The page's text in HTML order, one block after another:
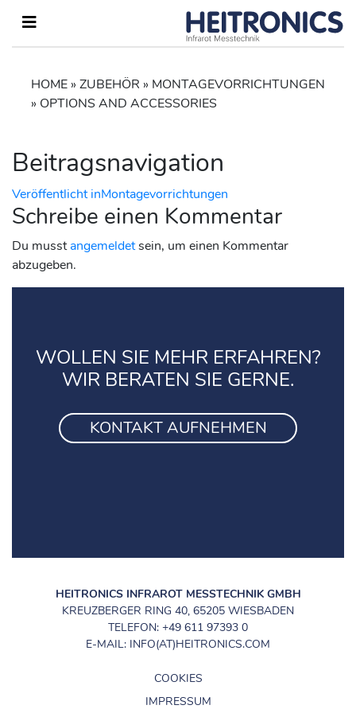
HOME » ZUBEHÖR » MONTAGEVORRICHTUNGEN
» OPTIONS AND ACCESSORIES
Beitragsnavigation
Veröffentlicht inMontagevorrichtungen
Schreibe einen Kommentar
Du musstangemeldetsein, um einen Kommentar
abzugeben.
WOLLEN SIE MEHR ERFAHREN?
WIR BERATEN SIE GERNE.
KONTAKT AUFNEHMEN
HEITRONICS INFRAROT MESSTECHNIK GMBH
KREUZBERGER RING 40, 65205 WIESBADEN
TELEFON: +49 611 97393 0
E-MAIL: INFO(AT)HEITRONICS.COM
COOKIES
IMPRESSUM